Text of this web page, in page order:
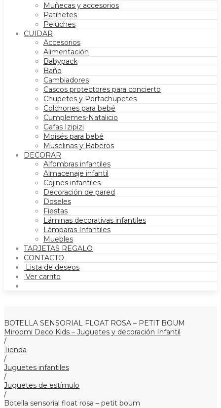
Muñecas y accesorios
Patinetes
Peluches
CUIDAR
Accesorios
Alimentación
Babypack
Baño
Cambiadores
Cascos protectores para concierto
Chupetes y Portachupetes
Colchones para bebé
Cumplemes-Natalicio
Gafas Izipizi
Moisés para bebé
Muselinas y Baberos
DECORAR
Alfombras infantiles
Almacenaje infantil
Cojines infantiles
Decoración de pared
Doseles
Fiestas
Láminas decorativas infantiles
Lámparas Infantiles
Muebles
TARJETAS REGALO
CONTACTO
Lista de deseos
Ver carrito
BOTELLA SENSORIAL FLOAT ROSA – PETIT BOUM
Miroomi Deco Kids – Juguetes y decoración Infantil
/
Tienda
/
Juguetes infantiles
/
Juguetes de estímulo
/
Botella sensorial float rosa – petit boum